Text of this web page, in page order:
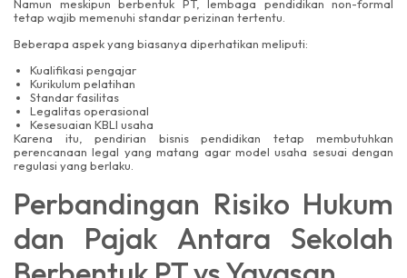
Namun meskipun berbentuk PT, lembaga pendidikan non-formal
tetap wajib memenuhi standar perizinan tertentu.
Beberapa aspek yang biasanya diperhatikan meliputi:
Kualifikasi pengajar
Kurikulum pelatihan
Standar fasilitas
Legalitas operasional
Kesesuaian KBLI usaha
Karena itu, pendirian bisnis pendidikan tetap membutuhkan
perencanaan legal yang matang agar model usaha sesuai dengan
regulasi yang berlaku.
Perbandingan Risiko Hukum
dan Pajak Antara Sekolah